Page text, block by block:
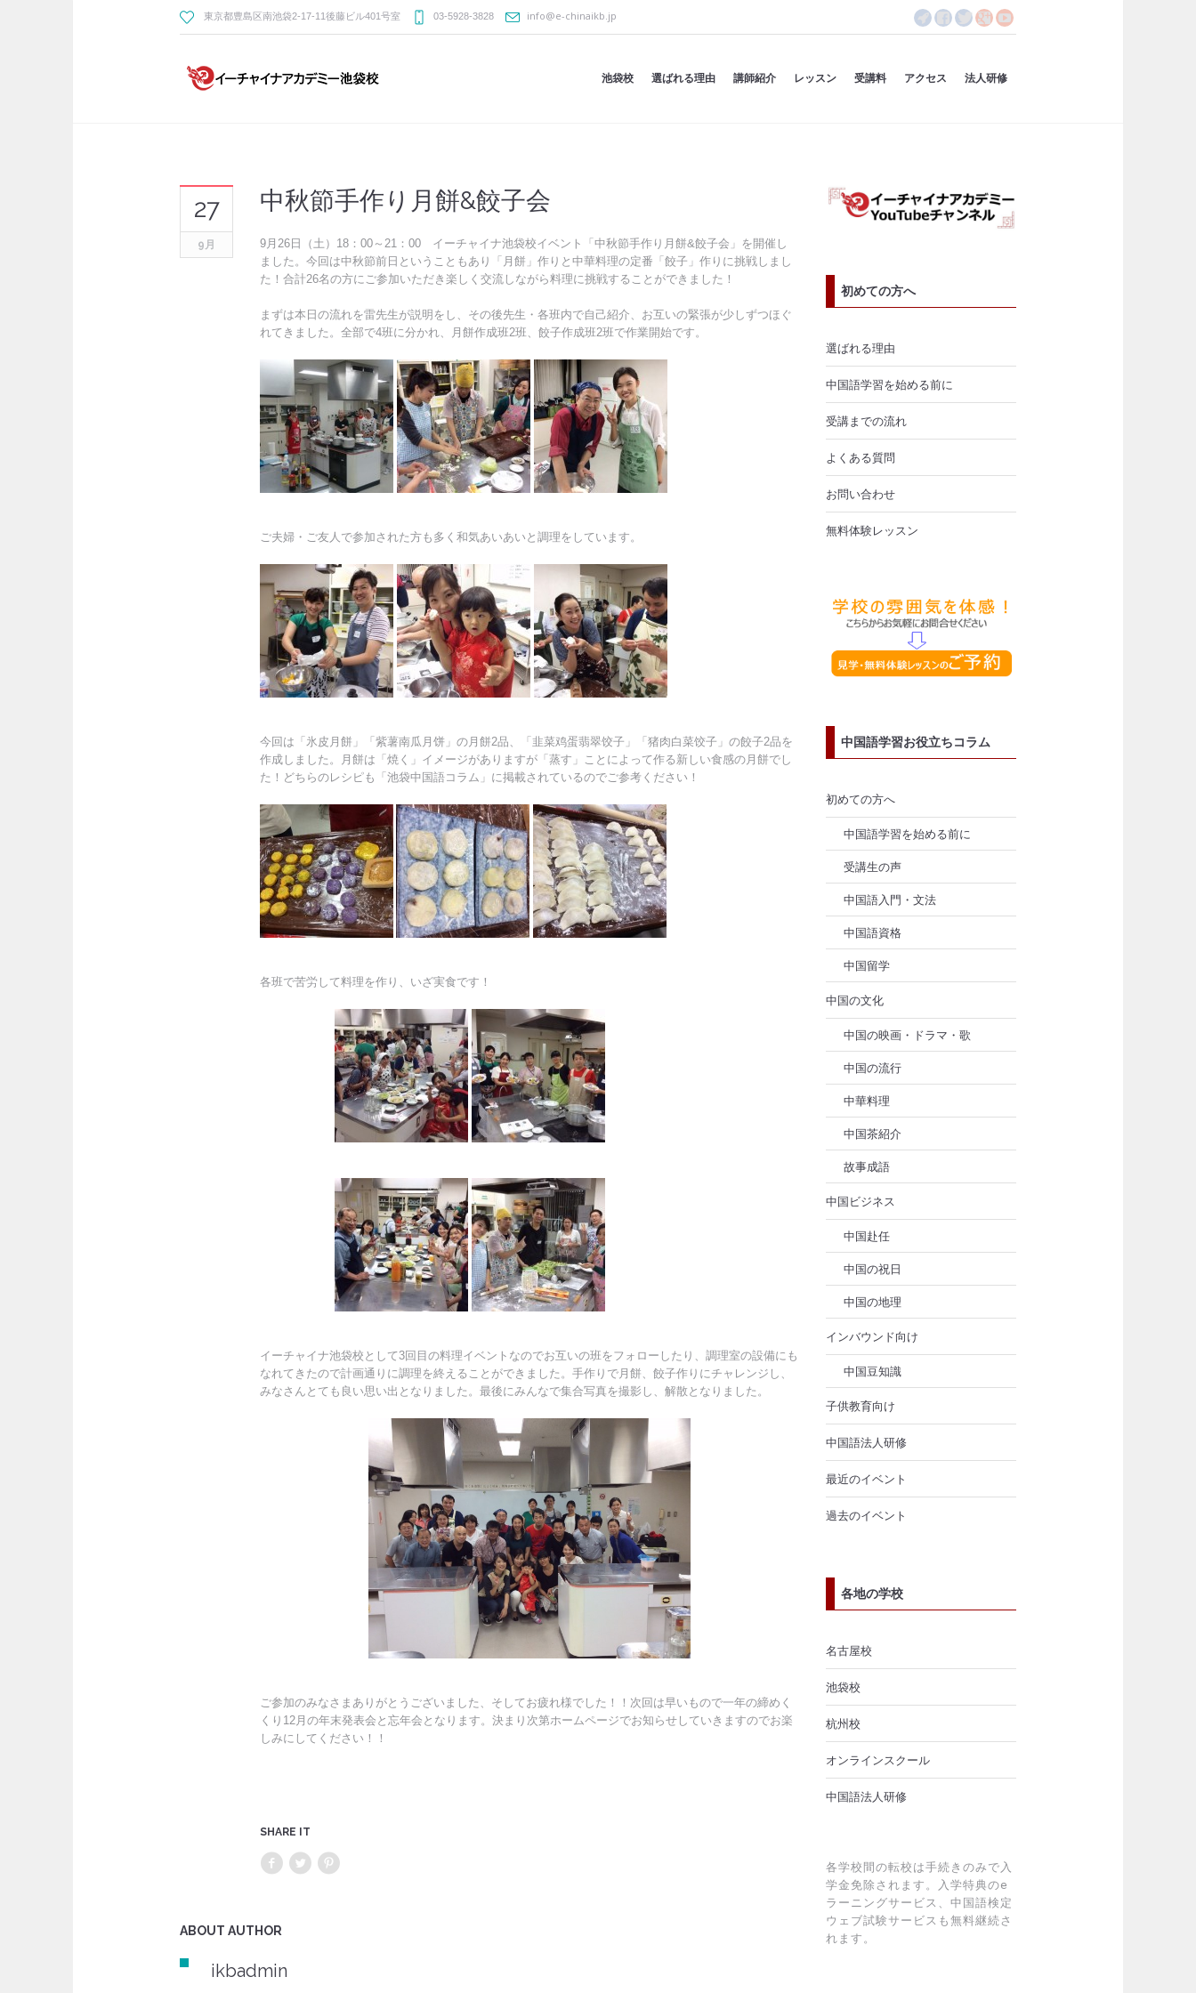
東京都豊島区南池袋2-17-11後藤ビル401号室 03-5928-3828 info@e-chinaikb.jp
池袋校 選ばれる理由 講師紹介 レッスン 受講料 アクセス 法人研修
27
9月
中秋節手作り月餅&餃子会
9月26日（土）18：00～21：00 イーチャイナ池袋校イベント「中秋節手作り月餅&餃子会」を開催し
ました。今回は中秋節前日ということもあり「月餅」作りと中華料理の定番「餃子」作りに挑戦しまし
た！合計26名の方にご参加いただき楽しく交流しながら料理に挑戦することができました！
まずは本日の流れを雷先生が説明をし、その後先生・各班内で自己紹介、お互いの緊張が少しずつほぐ
れてきました。全部で4班に分かれ、月餅作成班2班、餃子作成班2班で作業開始です。
ご夫婦・ご友人で参加された方も多く和気あいあいと調理をしています。
今回は「氷皮月餅」「紫薯南瓜月饼」の月餅2品、「韭菜鸡蛋翡翠饺子」「猪肉白菜饺子」の餃子2品を
作成しました。月餅は「焼く」イメージがありますが「蒸す」ことによって作る新しい食感の月餅でし
た！どちらのレシピも「池袋中国語コラム」に掲載されているのでご参考ください！
各班で苦労して料理を作り、いざ実食です！
イーチャイナ池袋校として3回目の料理イベントなのでお互いの班をフォローしたり、調理室の設備にも
なれてきたので計画通りに調理を終えることができました。手作りで月餅、餃子作りにチャレンジし、
みなさんとても良い思い出となりました。最後にみんなで集合写真を撮影し、解散となりました。
ご参加のみなさまありがとうございました、そしてお疲れ様でした！！次回は早いもので一年の締めく
くり12月の年末発表会と忘年会となります。決まり次第ホームページでお知らせしていきますのでお楽
しみにしてください！！
SHARE IT
ABOUT AUTHOR
ikbadmin
初めての方へ
選ばれる理由
中国語学習を始める前に
受講までの流れ
よくある質問
お問い合わせ
無料体験レッスン
中国語学習お役立ちコラム
初めての方へ
中国語学習を始める前に
受講生の声
中国語入門・文法
中国語資格
中国留学
中国の文化
中国の映画・ドラマ・歌
中国の流行
中華料理
中国茶紹介
故事成語
中国ビジネス
中国赴任
中国の祝日
中国の地理
インバウンド向け
中国豆知識
子供教育向け
中国語法人研修
最近のイベント
過去のイベント
各地の学校
名古屋校
池袋校
杭州校
オンラインスクール
中国語法人研修
各学校間の転校は手続きのみで入
学金免除されます。入学特典のe
ラーニングサービス、中国語検定
ウェブ試験サービスも無料継続さ
れます。